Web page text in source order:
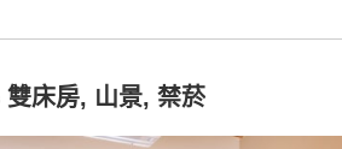
雙床房, 山景, 禁菸